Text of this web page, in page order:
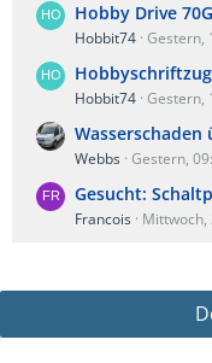
Hobby Drive
Hobbit74 Gestern,
Hobbyschriftzug
Hobbit74 Gestern,
Webbs Gestern,
Gesucht:
Francois Mittwoch,